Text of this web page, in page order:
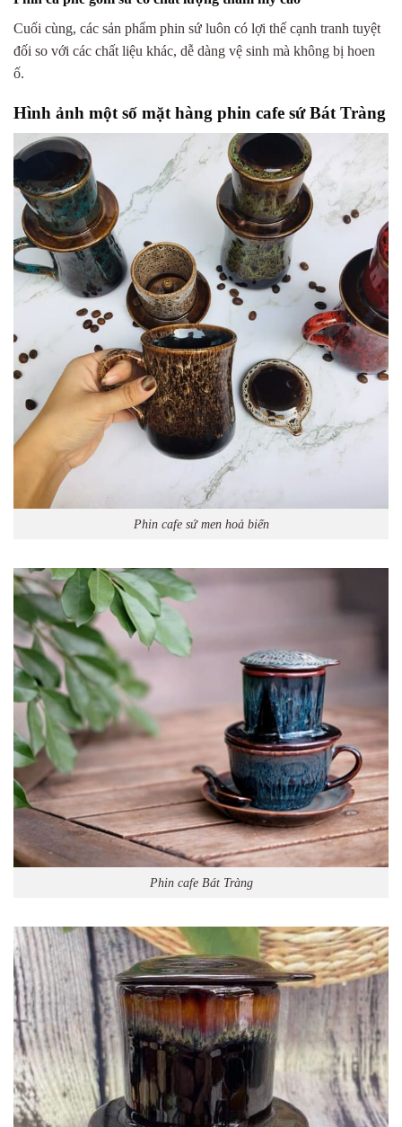
Cuối cùng, các sản phẩm phin sứ luôn có lợi thế cạnh tranh tuyệt
đối so với các chất liệu khác, dễ dàng vệ sinh mà không bị hoen
ố.
Hình ảnh một số mặt hàng phin cafe sứ Bát Tràng
Phin cafe sứ men hoả biến
Phin cafe Bát Tràng